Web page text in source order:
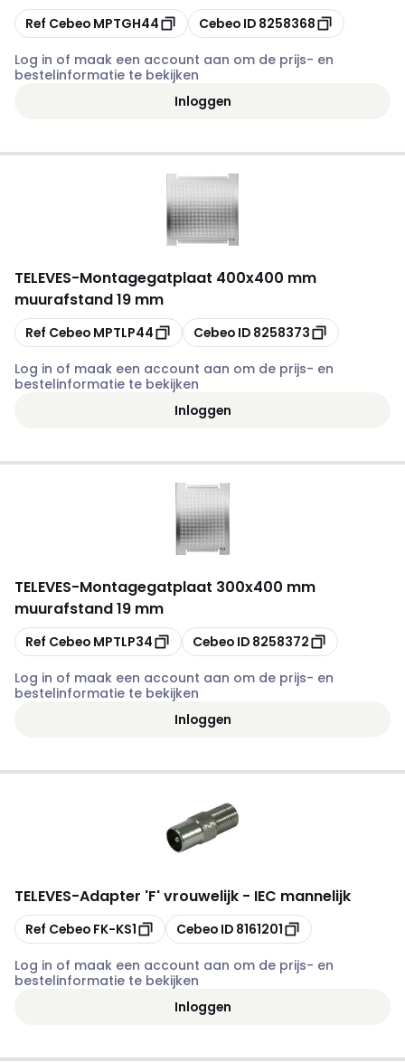
Kopiëren
Ref Cebeo MPTGH44 Kopiëren
Cebeo ID 8258368
Log in of maak een account aan om de prijs- en
bestelinformatie te bekijken
Inloggen
TELEVES-Montagegatplaat 400x400 mm
muurafstand 19 mm
Kopiëren
Ref Cebeo MPTLP44 Kopiëren
Cebeo ID 8258373
Log in of maak een account aan om de prijs- en
bestelinformatie te bekijken
Inloggen
TELEVES-Montagegatplaat 300x400 mm
muurafstand 19 mm
Kopiëren
Ref Cebeo MPTLP34 Kopiëren
Cebeo ID 8258372
Log in of maak een account aan om de prijs- en
bestelinformatie te bekijken
Inloggen
TELEVES-Adapter 'F' vrouwelijk - IEC mannelijk
Kopiëren
Ref Cebeo FK-KS1 Kopiëren
Cebeo ID 8161201
Log in of maak een account aan om de prijs- en
bestelinformatie te bekijken
Inloggen